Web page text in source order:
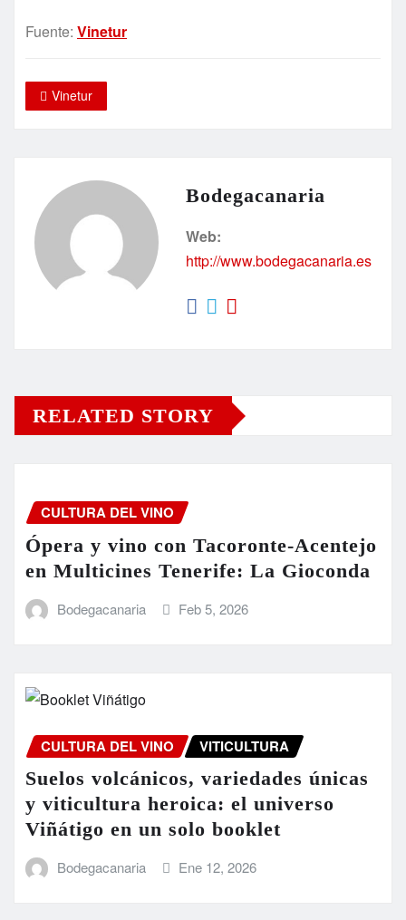
Fuente: Vinetur
Vinetur
Bodegacanaria
Web:
http://www.bodegacanaria.es
RELATED STORY
CULTURA DEL VINO
Ópera y vino con Tacoronte-Acentejo
en Multicines Tenerife: La Gioconda
Bodegacanaria Feb 5, 2026
CULTURA DEL VINO VITICULTURA
Suelos volcánicos, variedades únicas
y viticultura heroica: el universo
Viñátigo en un solo booklet
Bodegacanaria Ene 12, 2026